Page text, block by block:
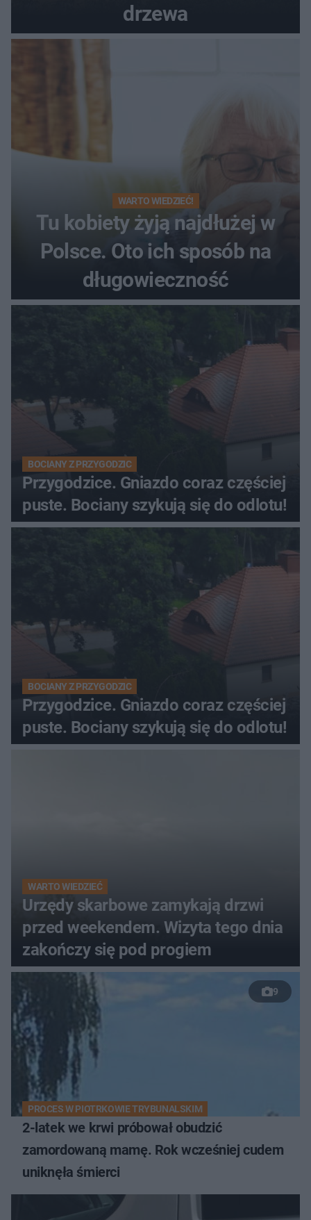
drzewa
WARTO WIEDZIEĆ!
Tu kobiety żyją najdłużej w
Polsce. Oto ich sposób na
długowieczność
BOCIANY Z PRZYGODZIC
Przygodzice. Gniazdo coraz częściej
puste. Bociany szykują się do odlotu!
BOCIANY Z PRZYGODZIC
Przygodzice. Gniazdo coraz częściej
puste. Bociany szykują się do odlotu!
WARTO WIEDZIEĆ
Urzędy skarbowe zamykają drzwi
przed weekendem. Wizyta tego dnia
zakończy się pod progiem
9
PROCES W PIOTRKOWIE TRYBUNALSKIM
2-latek we krwi próbował obudzić
zamordowaną mamę. Rok wcześniej cudem
uniknęła śmierci